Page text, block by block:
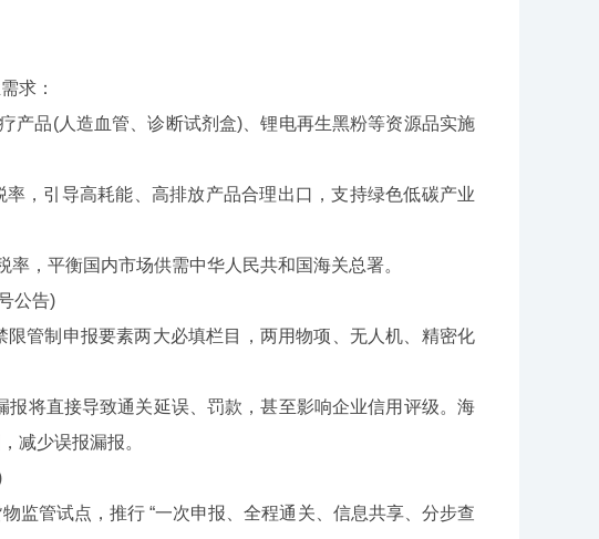
求：
品(人造血管、诊断试剂盒)、锂电再生黑粉等资源品实施
，引导高耗能、高排放产品合理出口，支持绿色低碳产业
，平衡国内市场供需中华人民共和国海关总署。
公告)
管制申报要素两大必填栏目，两用物项、无人机、精密化
将直接导致通关延误、罚款，甚至影响企业信用评级。海
减少误报漏报。
管试点，推行 “一次申报、全程通关、信息共享、分步查